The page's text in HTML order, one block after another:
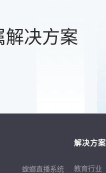
决方案
螳螂直播系统
解决方案
教育行业